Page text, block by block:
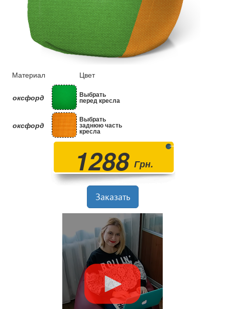
Материал
оксфорд
оксфорд
Цвет
Выбрать
перед кресла
Выбрать
заднюю часть
кресла
1288 Грн.
Заказать